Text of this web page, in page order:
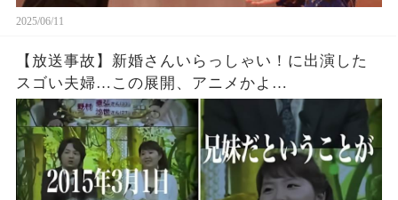
2025/06/11
【放送事故】新婚さんいらっしゃい！に出演した
スゴい夫婦…この展開、アニメかよ…